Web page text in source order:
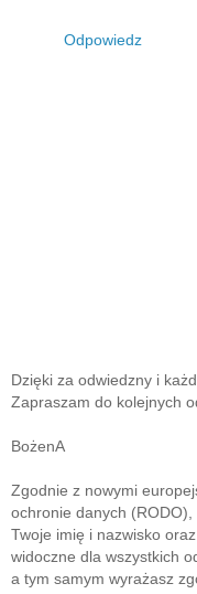
Odpowiedz
Dzięki za odwiedzny i
Zapraszam do kolejnych
BożenA
Zgodnie z nowymi
ochronie danych
Twoje imię i nazwisko
widoczne dla wszystkich
a tym samym wyrażasz